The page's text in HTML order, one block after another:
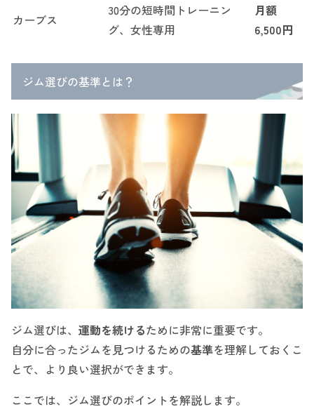
カーブス
30分の短時間トレーニン
グ、女性専用
月額
6,500円
ジム選びの基準とは？
ジム選びは、 運動を続けるために非常に重要です。
自分に合ったジムを見つけるための基準を理解しておくこ
とで、より良い選択ができます。
ここでは、ジム選びのポイントを解説します。